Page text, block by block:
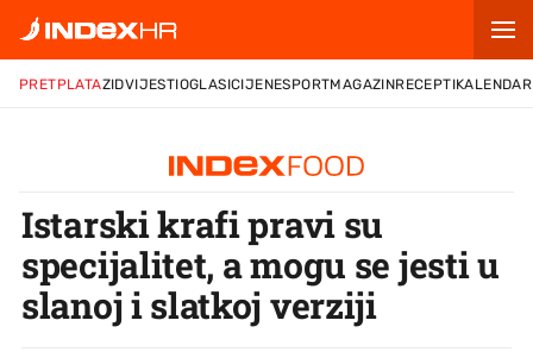
PRETPLATAZIDVIJESTIOGLASICIJENESPORTMAGAZINRECEPTIKALENDAR
Istarski krafi pravi su
specijalitet, a mogu se jesti u
slanoj i slatkoj verziji